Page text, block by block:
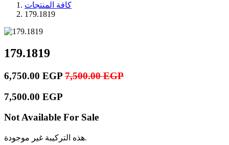
كافة المنتجات
179.1819
179.1819
6,750.00 EGP 7,500.00EGP
7,500.00 EGP
Not Available For Sale
هذه التركيبة غير موجودة.